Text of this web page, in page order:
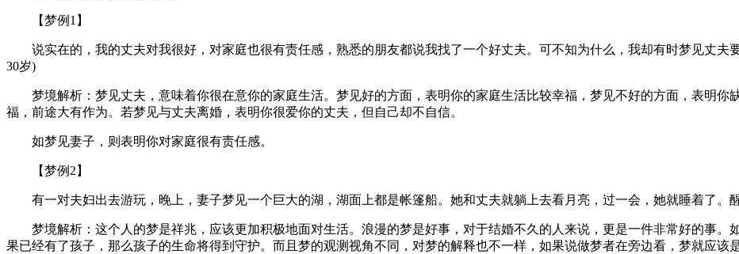
【梦例1】
说实在的，我的丈夫对我很好，对家庭也很有责任感，熟悉的朋友都说我找了一个好丈夫。可不知为什么，我却有时梦见丈夫
30岁)
梦境解析：梦见丈夫，意味着你很在意你的家庭生活。梦见好的方面，表明你的家庭生活比较幸福，梦见不好的方面，表明你
福，前途大有作为。若梦见与丈夫离婚，表明你很爱你的丈夫，但自己却不自信。
如梦见妻子，则表明你对家庭很有责任感。
【梦例2】
有一对夫妇出去游玩，晚上，妻子梦见一个巨大的湖，湖面上都是帐篷船。她和丈夫就躺上去看月亮，过一会，她就睡着了。
梦境解析：这个人的梦是祥兆，应该更加积极地面对生活。浪漫的梦是好事，对于结婚不久的人来说，更是一件非常好的事。
果已经有了孩子，那么孩子的生命将得到守护。而且梦的观测视角不同，对梦的解释也不一样，如果说做梦者在旁边看，梦就应